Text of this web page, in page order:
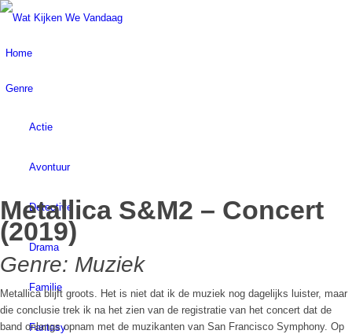
Home
Genre
Actie
Avontuur
Detective
Drama
Familie
Fantasy
Metallica S&M2 – Concert
(2019)
Genre: Muziek
Metallica blijft groots. Het is niet dat ik de muziek nog dagelijks luister, maar
die conclusie trek ik na het zien van de registratie van het concert dat de
band onlangs opnam met de muzikanten van San Francisco Symphony. Op